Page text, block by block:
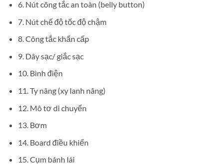
6. Nút công tắc an toàn (belly button)
7. Nút chế độ tốc độ chậm
8. Công tắc khẩn cấp
9. Dây sạc/ giắc sạc
10. Bình điện
11. Ty nâng (xy lanh nâng)
12. Mô tơ di chuyển
13. Bơm
14. Board điều khiển
15. Cụm bánh lái